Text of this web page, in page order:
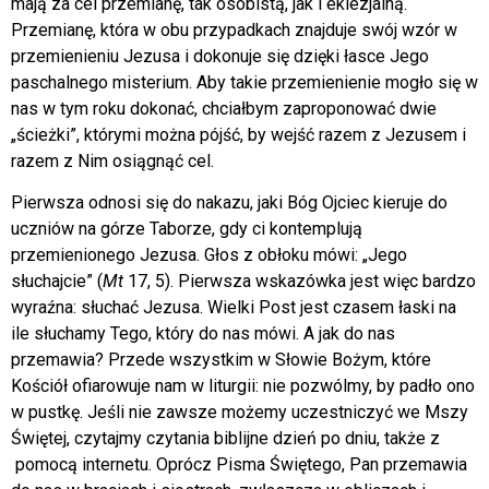
Przemianę, która w obu przypadkach znajduje swój wzór w
przemienieniu Jezusa i dokonuje się dzięki łasce Jego
paschalnego misterium. Aby takie przemienienie mogło się w
nas w tym roku dokonać, chciałbym zaproponować dwie
„ścieżki”, którymi można pójść, by wejść razem z Jezusem i
razem z Nim osiągnąć cel.
Pierwsza odnosi się do nakazu, jaki Bóg Ojciec kieruje do
uczniów na górze Taborze, gdy ci kontemplują
przemienionego Jezusa. Głos z obłoku mówi: „Jego
słuchajcie” (Mt 17, 5). Pierwsza wskazówka jest więc bardzo
wyraźna: słuchać Jezusa. Wielki Post jest czasem łaski na
ile słuchamy Tego, który do nas mówi. A jak do nas
przemawia? Przede wszystkim w Słowie Bożym, które
Kościół ofiarowuje nam w liturgii: nie pozwólmy, by padło ono
w pustkę. Jeśli nie zawsze możemy uczestniczyć we Mszy
Świętej, czytajmy czytania biblijne dzień po dniu, także z
pomocą internetu. Oprócz Pisma Świętego, Pan przemawia